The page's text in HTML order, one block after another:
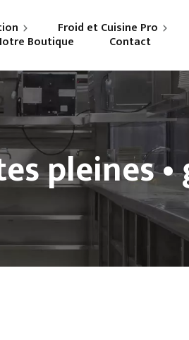
Froid et Cuisine Pro
Frigoriste professionnel
Cuisiniste
Boutique Contact
pleines